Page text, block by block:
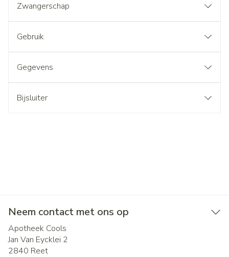
Zwangerschap
Gebruik
Gegevens
Bijsluiter
Neem contact met ons op
Apotheek Cools
Jan Van Eycklei 2
2840 Reet